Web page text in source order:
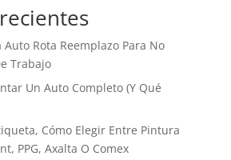
Rota Reemplazo Para No
Trabajo
Un Auto Completo (Y Qué
Cómo Elegir Entre Pintura
PPG, Axalta O Comex